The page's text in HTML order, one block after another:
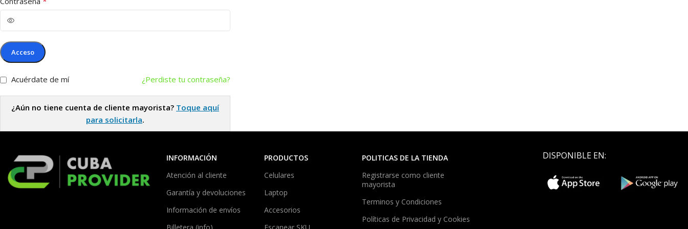
Acceso
¿Perdiste tu contraseña?
Acuérdate de mí
¿Aún no tiene cuenta de cliente mayorista? Toque aquí
para solicitarla.
INFORMACIÓN
Atención al cliente
Garantía y devoluciones
Información de envíos
PRODUCTOS
Celulares
Laptop
Accesorios
POLITICAS DE LA TIENDA
Registrarse como cliente
mayorista
Terminos y Condiciones
Políticas de Privacidad y Cookies
DISPONIBLE EN: